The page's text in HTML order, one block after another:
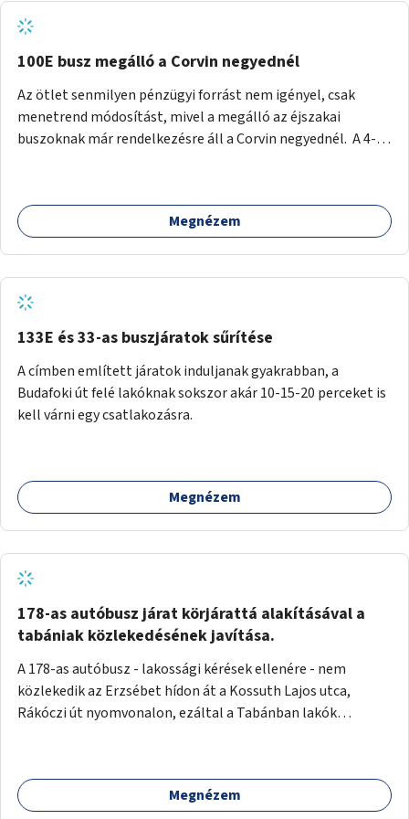
tud állni a megállóba. A környéken a tömegközlekedés
csúcsidőben már most is fullos, a Bosnyák téri beruházások
befejeztével hatványozódni fog az utazási igény.
100E busz megálló a Corvin negyednél
Az ötlet senmilyen pénzügyi forrást nem igényel, csak
menetrend módosítást, mivel a megálló az éjszakai
buszoknak már rendelkezésre áll a Corvin negyednél. A 4-es
ha a 100E reptéri busz a Corvin negyed metrómegállónál is
megállna - főleg éjjel, amikor a metró nem jár, és a 200E
nem hosszabbítaná meg sokkal, a 4-6 vonalán lakóknak
viszont a Kálvin tér-Corvin negyed utat megspórolva 10-15
perccel rövidítheti az utazási idejét.
Megnézem
133E és 33-as buszjáratok sűrítése
A címben említett járatok induljanak gyakrabban, a
Budafoki út felé lakóknak sokszor akár 10-15-20 perceket is
kell várni egy csatlakozásra.
Megnézem
178-as autóbusz járat körjárattá alakításával a
tabániak közlekedésének javítása.
A 178-as autóbusz - lakossági kérések ellenére - nem
közlekedik az Erzsébet hídon át a Kossuth Lajos utca,
Rákóczi út nyomvonalon, ezáltal a Tabánban lakók
járattal feljutni a Naphegyre, ahol iskola és óvoda is van a
körzetben élők számára. Megoldás lenne, ha a 178-as
Megnézem